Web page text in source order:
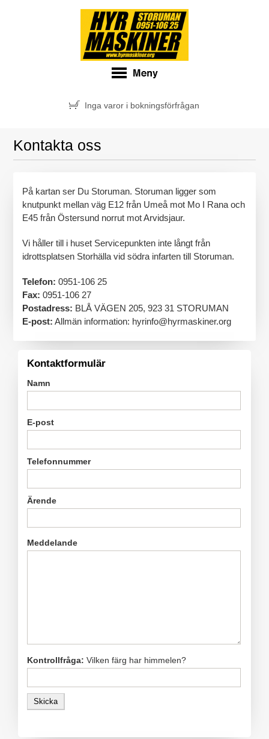
Inga varor i bokningsförfrågan
Kontakta oss
På kartan ser Du Storuman. Storuman ligger som
knutpunkt mellan väg E12 från Umeå mot Mo I Rana och
E45 från Östersund norrut mot Arvidsjaur.
Vi håller till i huset Servicepunkten inte långt från
idrottsplatsen Storhälla vid södra infarten till Storuman.
Telefon: 0951-106 25
Fax: 0951-106 27
Postadress: BLÅ VÄGEN 205, 923 31 STORUMAN
E-post: Allmän information: hyrinfo@hyrmaskiner.org
Kontaktformulär
Namn
E-post
Telefonnummer
Ärende
Meddelande
Kontrollfråga:Vilken färg har himmelen?
Skicka